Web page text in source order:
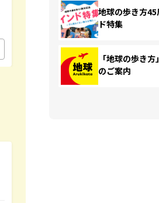
地球の歩き方45
ド特集
「地球の歩き
のご案内